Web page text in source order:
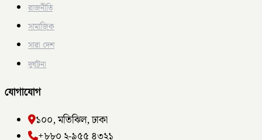
রাজনীতি
সামাজিক
সারা দেশ
দুর্ঘটনা
যোগাযোগ
১০০, মতিঝিল, ঢাকা
+৮৮০ ২-৯৫৫ ৪৩২১